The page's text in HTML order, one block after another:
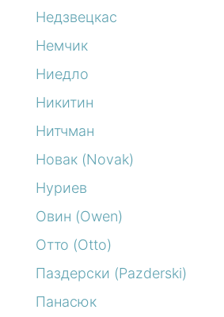
Недзвецкас
Немчик
Ниедло
Никитин
Нитчман
Новак (Novak)
Нуриев
Овин (Owen)
Отто (Otto)
Паздерски (Pazderski)
Панасюк